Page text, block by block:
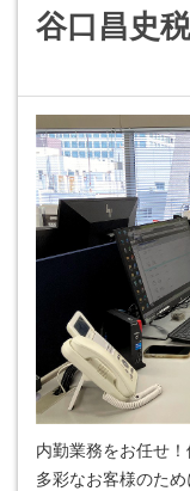
谷口昌史
内勤業務をお任せ
多彩なお客様のた